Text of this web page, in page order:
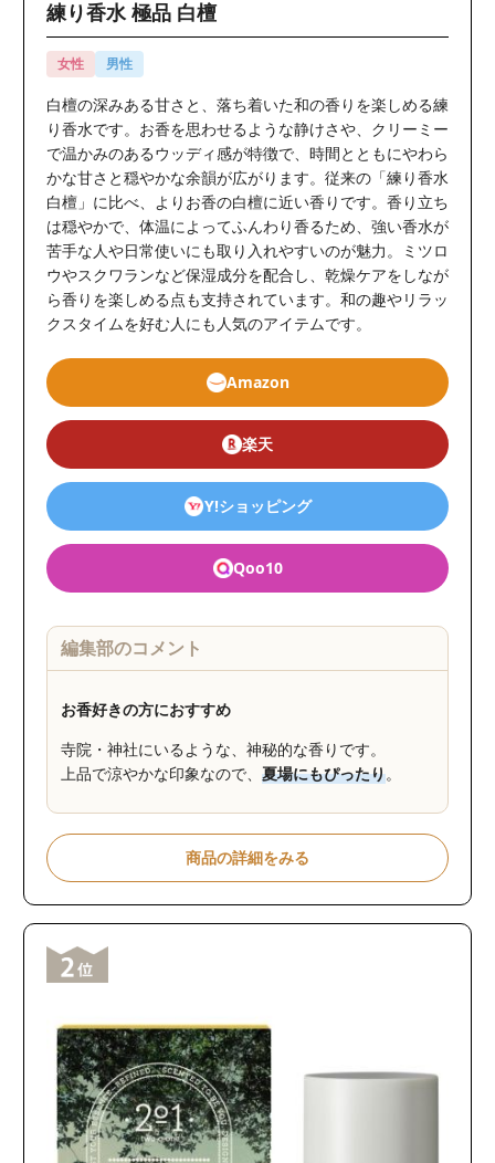
練り香水 極品 白檀
女性 男性
白檀の深みある甘さと、落ち着いた和の香りを楽しめる練
り香水です。お香を思わせるような静けさや、クリーミー
で温かみのあるウッディ感が特徴で、時間とともにやわら
かな甘さと穏やかな余韻が広がります。従来の「練り香水
白檀」に比べ、よりお香の白檀に近い香りです。香り立ち
は穏やかで、体温によってふんわり香るため、強い香水が
苦手な人や日常使いにも取り入れやすいのが魅力。ミツロ
ウやスクワランなど保湿成分を配合し、乾燥ケアをしなが
ら香りを楽しめる点も支持されています。和の趣やリラッ
クスタイムを好む人にも人気のアイテムです。
Amazon
楽天
Y!ショッピング
Qoo10
編集部のコメント
お香好きの方におすすめ
寺院・神社にいるような、神秘的な香りです。
上品で涼やかな印象なので、 夏場にもぴったり。
商品の詳細をみる